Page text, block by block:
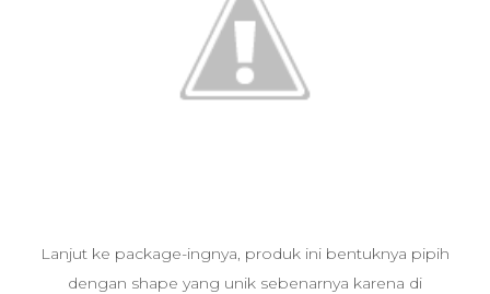
Lanjut ke package-ingnya, produk ini bentuknya pipih
dengan shape yang unik sebenarnya karena di